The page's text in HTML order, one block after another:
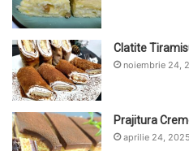
Clatite
noiembrie 24,
Prajitura
aprilie 24, 2025